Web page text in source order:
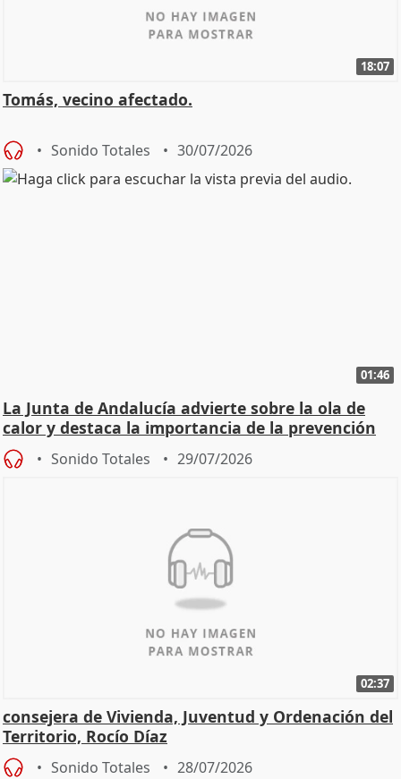
18:07
Tomás, vecino afectado.
Sonido Totales 30/07/2026
01:46
La Junta de Andalucía advierte sobre la ola de
calor y destaca la importancia de la prevención
Sonido Totales 29/07/2026
02:37
consejera de Vivienda, Juventud y Ordenación del
Territorio, Rocío Díaz
Sonido Totales 28/07/2026